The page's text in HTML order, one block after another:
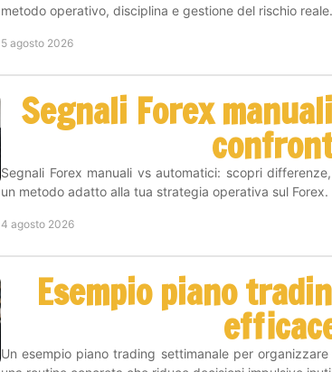
metodo operativo, disciplina e gestione del rischio reale.
5 agosto 2026
Segnali Forex
Segnali Forex manuali vs automatici: scopri
un metodo adatto alla tua strategia operativa sul Forex.
4 agosto 2026
Esempio piano
Un esempio piano trading settimanale per